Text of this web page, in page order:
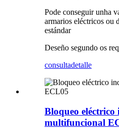
Pode conseguir unha
armarios eléctricos ou
estándar
Deseño segundo os
consultadetalle
Bloqueo
multifuncional